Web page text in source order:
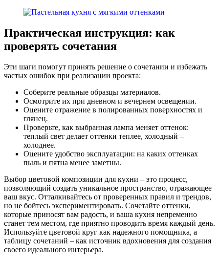
Практическая инструкция: как
проверять сочетания
Эти шаги помогут принять решение о сочетании и избежать
частых ошибок при реализации проекта:
Соберите реальные образцы материалов.
Осмотрите их при дневном и вечернем освещении.
Оцените отражение в полированных поверхностях и
глянец.
Проверьте, как выбранная лампа меняет оттенок:
теплый свет делает оттенки теплее, холодный –
холоднее.
Оцените удобство эксплуатации: на каких оттенках
пыль и пятна менее заметны.
Выбор цветовой композиции для кухни – это процесс,
позволяющий создать уникальное пространство, отражающее
ваш вкус. Отталкивайтесь от проверенных правил и трендов,
но не бойтесь экспериментировать. Сочетайте оттенки,
которые приносят вам радость, и ваша кухня непременно
станет тем местом, где приятно проводить время каждый день.
Используйте цветовой круг как надежного помощника, а
таблицу сочетаний – как источник вдохновения для создания
своего идеального интерьера.